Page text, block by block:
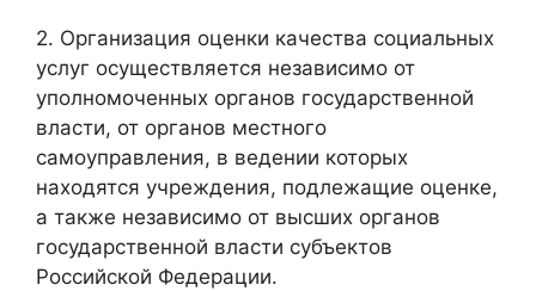
2. Организация оценки качества социальных
услуг осуществляется независимо от
уполномоченных органов государственной
власти, от органов местного
самоуправления, в ведении которых
находятся учреждения, подлежащие оценке,
а также независимо от высших органов
государственной власти субъектов
Российской Федерации.